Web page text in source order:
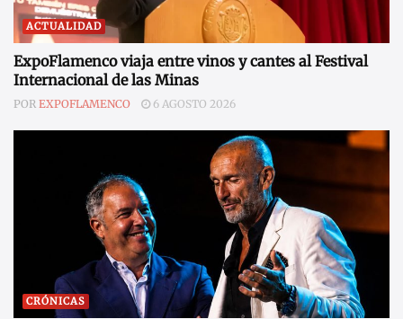
ACTUALIDAD
ExpoFlamenco viaja entre vinos y cantes al Festival
Internacional de las Minas
POR EXPOFLAMENCO 6 AGOSTO 2026
CRÓNICAS